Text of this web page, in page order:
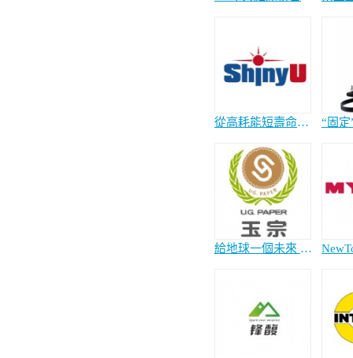
從高耗能短壽命的傳統燈具 轉換成節能環保長壽命的高亮度照明燈具 讓物流中心每年至少節省80% 電費
給地球一個未來 - 紙棧板